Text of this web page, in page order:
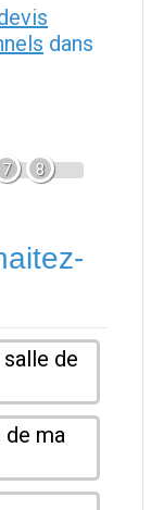
dans
7 8
de
de ma